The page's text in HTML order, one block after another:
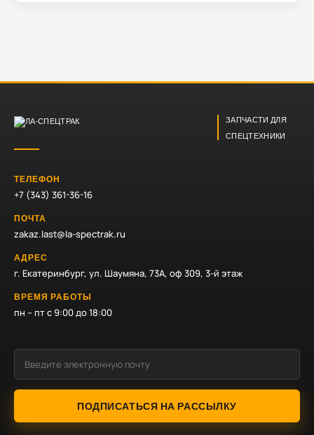
ЗАПЧАСТИ ДЛЯ
СПЕЦТЕХНИКИ
ТЕЛЕФОН
+7 (343) 361-36-16
ПОЧТА
zakaz.last@la-spectrak.ru
АДРЕС
г. Екатеринбург, ул. Шаумяна, 73А, оф 309, 3-й этаж
ВРЕМЯ РАБОТЫ
пн – пт с 9:00 до 18:00
ПОДПИСАТЬСЯ НА РАССЫЛКУ